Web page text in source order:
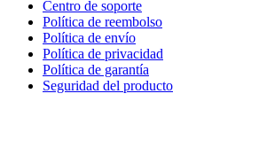
Centro de soporte
Política de reembolso
Política de envío
Política de privacidad
Política de garantía
Seguridad del producto